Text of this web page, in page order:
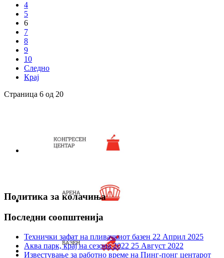
4
5
6
7
8
9
10
Следно
Крај
Страница 6 од 20
Политика за колачиња
Последни соопштенија
Технички зафат на пливачкиот базен 22 Април 2025
Аква парк, крај на сезона 2022 25 Август 2022
Известување за работно време на Пинг-понг центарот